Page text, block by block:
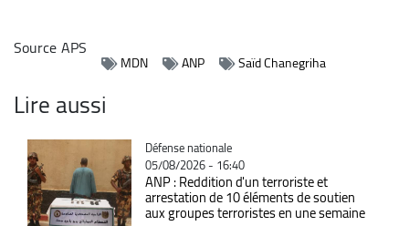
SourceAPS
MDN ANP Saïd Chanegriha
Lire aussi
Catégorie
Défense nationale
05/08/2026 - 16:40
ANP : Reddition d'un terroriste et
arrestation de 10 éléments de soutien
aux groupes terroristes en une semaine